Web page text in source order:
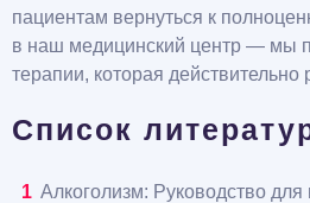
пациентам вернуться к
в наш медицинский центр — мы
терапии, которая действительно
Список
Алкоголизм: Руководство